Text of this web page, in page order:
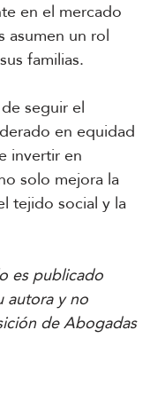
en el mercado
asumen un rol
familias.
seguir el
en equidad
invertir en
solo mejora la
tejido social y la
es publicado
autora y no
de Abogadas